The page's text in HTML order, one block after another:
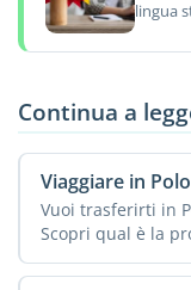
lingua
Continua a
Viaggiare in
Vuoi trasferirti in
Scopri qual è la